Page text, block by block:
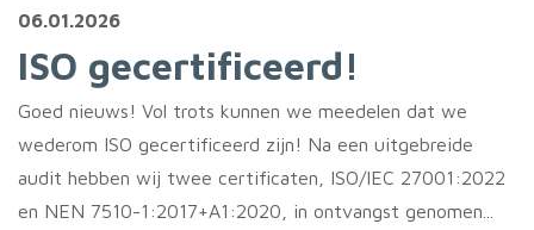
06.01.2026
ISO gecertificeerd!
Goed nieuws! Vol trots kunnen we meedelen dat we
wederom ISO gecertificeerd zijn! Na een uitgebreide
audit hebben wij twee certificaten, ISO/IEC 27001:2022
en NEN 7510-1:2017+A1:2020, in ontvangst genomen...